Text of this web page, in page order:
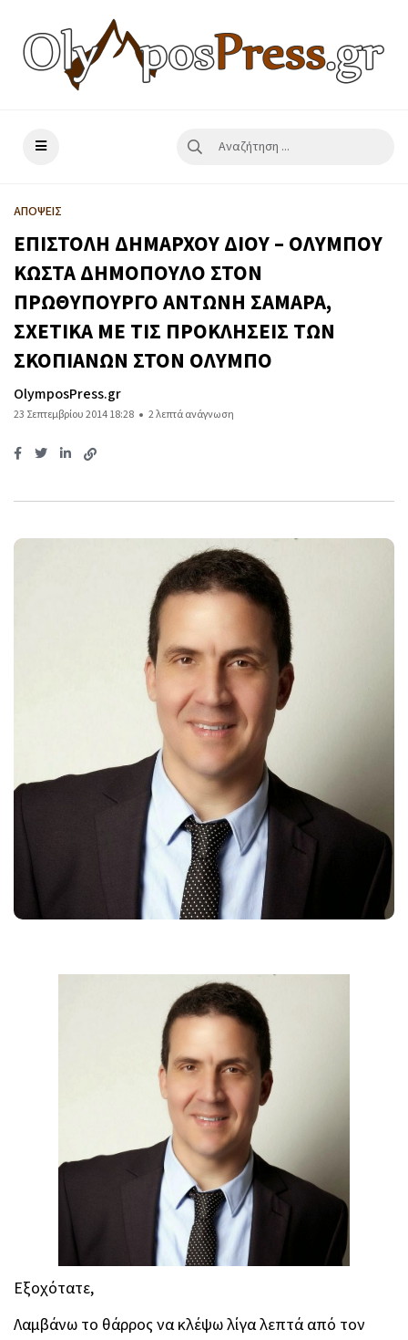
ΑΠΟΨΕΙΣ
EΠΙΣΤΟΛΗ ΔΗΜΑΡΧΟΥ ΔΙΟΥ – ΟΛΥΜΠΟΥ
ΚΩΣΤΑ ΔΗΜΟΠΟΥΛΟ ΣΤΟΝ
ΠΡΩΘΥΠΟΥΡΓΟ ΑΝΤΩΝΗ ΣΑΜΑΡΑ,
ΣΧΕΤΙΚΑ ΜΕ ΤΙΣ ΠΡΟΚΛΗΣΕΙΣ ΤΩΝ
ΣΚΟΠΙΑΝΩΝ ΣΤΟΝ ΟΛΥΜΠΟ
OlymposPress.gr
23 Σεπτεμβρίου 2014 18:28 2 λεπτά ανάγνωση
Εξοχότατε,
Λαμβάνω το θάρρος να κλέψω λίγα λεπτά από τον